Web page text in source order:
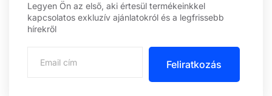
Legyen Ön az első, aki értesül termékeinkkel
kapcsolatos exkluzív ajánlatokról és a legfrissebb
hírekről
Feliratkozás